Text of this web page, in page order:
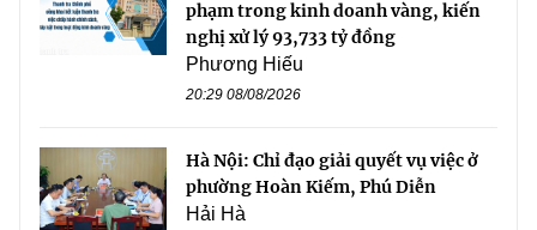
phạm trong kinh doanh vàng, kiến
nghị xử lý 93,733 tỷ đồng
Phương Hiếu
20:29 08/08/2026
Hà Nội: Chỉ đạo giải quyết vụ việc ở
phường Hoàn Kiếm, Phú Diễn
Hải Hà